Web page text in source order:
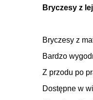
Bryczesy z
Bryczesy z
Bardzo
Z przodu po
Dostępne w